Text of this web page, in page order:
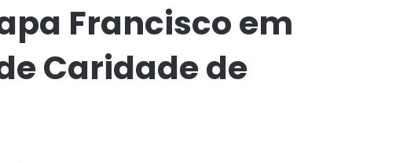
Francisco em
Caridade de